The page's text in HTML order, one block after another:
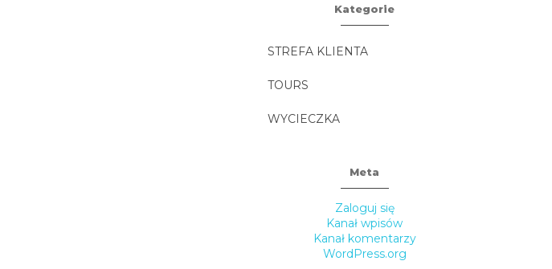
Kategorie
STREFA KLIENTA
TOURS
WYCIECZKA
Meta
Zaloguj się
Kanał wpisów
Kanał komentarzy
WordPress.org